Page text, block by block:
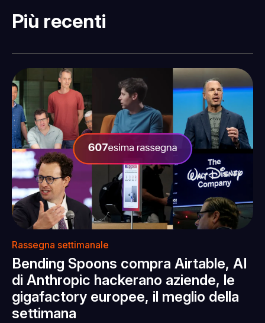
Più recenti
Rassegna settimanale
Bending Spoons compra Airtable, AI
di Anthropic hackerano aziende, le
gigafactory europee, il meglio della
settimana